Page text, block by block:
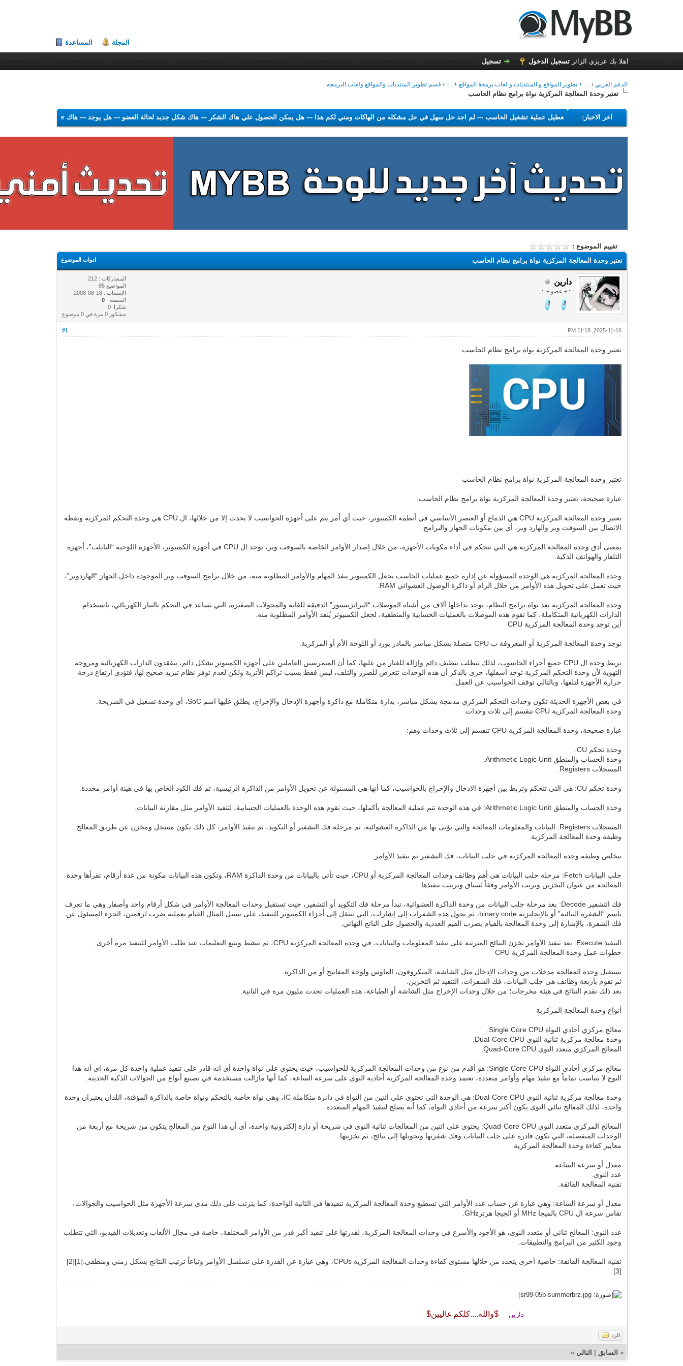
المجلة المساعدة
اهلا بك عزيزي الزائر تسجيل الدخول تسجيل
الدعم العربي ›:: . + تطوير المواقع و المنتديات و لغات برمجة المواقع + . :: › قسم تطوير المنتديات والمواقع ولغات البرمجه
تعتبر وحدة المعالجة المركزية نواة برامج نظام الحاسب
اخر الاخبار:
البرامج التي تهدف إلى تعطيل عملية تشغيل الحاسب ---لم اجد حل سهل في حل مشكله من الهاكات ومني لكم هذا---هل يمكن الحصول علي هاك الشكر---هاك شكل جديد لحالة العضو---هل يوجد---
تقييم الموضوع :
ادوات الموضوع تعتبر وحدة المعالجة المركزية نواة برامج نظام الحاسب
دارين
:: + عضو + ::
المشاركات : 212
المواضيع 85
الإنتساب : 18-08-2008
السمعة :0
شكرا: 0
مشكور 0 مرة في 0 موضوع
#1 2025-11-16, 11:18 PM
تعتبر وحدة المعالجة المركزية نواة برامج نظام الحاسب
تعتبر وحدة المعالجة المركزية نواة برامج نظام الحاسب
عبارة صحيحة، تعتبر وحدة المعالجة المركزية نواة برامج نظام الحاسب.
تعتبر وحدة المعالجة المركزية CPU هي الدماغ أو العنصر الأساسي في أنظمة الكمبيوتر، حيث أي أمر يتم على أجهزة الحواسيب لا يحدث إلا من خلالها، ال CPU هي وحدة التحكم المركزية ونقطة
الاتصال بين السوفت وير والهارد وير، أي بين مكونات الجهاز والبرامج.
بمعنى أدق وحدة المعالجة المركزية هي التي تتحكم في أداء مكونات الأجهزة، من خلال إصدار الأوامر الخاصة بالسوفت وير، يوجد ال CPU في أجهزة الكمبيوتر، الأجهزة اللوحية “التابلت”، أجهزة
التلفاز والهواتف الذكية.
وحدة المعالجة المركزية هي الوحدة المسؤولة عن إدارة جميع عمليات الحاسب بجعل الكمبيوتر ينفذ المهام والأوامر المطلوبة منه، من خلال برامج السوفت وير الموجودة داخل الجهاز “الهاردوير”،
حيث تعمل على تحويل هذه الأوامر من خلال الرام أو ذاكرة الوصول العشوائي RAM.
وحدة المعالجة المركزية يعد نواة برامج النظام، يوجد بداخلها آلاف من أشباه الموصلات “الترانزيستور” الدقيقة للغاية والمحولات الصغيرة، التي تساعد في التحكم بالتيار الكهربائي، باستخدام
الدارات الكهربائية المتكاملة، كما تقوم هذه الموصلات بالعمليات الحسابية والمنطقية، لجعل الكمبيوتر يُنفذ الأوامر المطلوبة منه.
أين توجد وحدة المعالجة المركزية CPU
توجد وحدة المعالجة المركزية أو المعروفة ب CPU متصلة بشكل مباشر بالماذر بورد أو اللوحة الأم أو المركزية.
تربط وحدة ال CPU جميع أجزاء الحاسوب، لذلك تتطلب تنظيف دائم وإزالة للغبار من عليها، كما أن المتمرسين العاملين على أجهزة الكمبيوتر بشكل دائم، يتفقدون الدارات الكهربائية ومروحة
التهوية لأن وحدة التحكم المركزية توجد أسفلها، حرى بالذكر أن هذه الوحدات تتعرض للضرر والتلف، ليس فقط بسبب تراكم الأتربة ولكن لعدم توفر نظام تبريد صحيح لها، فتؤدي ارتفاع درجة
حرارة الأجهزة لتلفها، وبالتالي توقف الحواسيب عن العمل.
في بعض الأجهزة الحديثة تكون وحدات التحكم المركزي مدمجة بشكل مباشر، بدارة متكاملة مع ذاكرة وأجهزة الإدخال والإخراج، يطلق عليها اسم SoC، أي وحدة تشغيل في الشريحة.
وحدة المعالجة المركزية CPU تنقسم إلى ثلاث وحدات
عبارة صحيحة، وحدة المعالجة المركزية CPU تنقسم إلى ثلاث وحدات وهم:
وحدة تحكم CU.
وحدة الحساب والمنطق Arithmetic Logic Unit.
المسجلات Registers.
وحدة تحكم CU: هي التي تتحكم وتربط بين أجهزة الادخال والإخراج بالحواسيب، كما أنها هي المسئولة عن تحويل الأوامر من الذاكرة الرئيسية، ثم فك الكود الخاص بها في هيئة أوامر محددة.
وحدة الحساب والمنطق Arithmetic Logic Unit: في هذه الوحدة تتم عملية المعالجة بأكملها، حيث تقوم هذه الوحدة بالعمليات الحسابية، لتنفيذ الأوامر مثل مقارنة البيانات.
المسجلات Registers: البيانات والمعلومات المعالجة والتي يؤتى بها من الذاكرة العشوائية، ثم مرحلة فك التشفير أو التكويد، ثم تنفيذ الأوامر، كل ذلك يكون مسجل ومخزن عن طريق المعالج.
وظيفة وحدة المعالجة المركزية
تتخلص وظيفة وحدة المعالجة المركزية في جلب البيانات، فك التشفير ثم تنفيذ الأوامر.
جلب البيانات Fetch: مرحلة حلب البيانات هي أهم وظائف وحدات المعالجة المركزية أو CPU، حيث تأتي بالبيانات من وحدة الذاكرة RAM، وتكون هذه البيانات مكونة من عدة أرقام، تقرأها وحدة
المعالجة من عنوان التخزين وترتب الأوامر وفقاً لسياق وترتيب تنفيذها.
فك التشفير Decode: بعد مرحلة جلب البيانات من وحدة الذاكرة العشوائية، تبدأ مرحلة فك التكويد أو التشفير، حيث تستقبل وحدات المعالجة الأوامر في شكل أرقام واحد وأصفار وهي ما تعرف
باسم “الشفرة الثنائية” أو بالإنجليزية binary code، ثم تحول هذه الشفرات إلى إشارات، التي تنتقل إلى أجزاء الكمبيوتر للتنفيذ، على سبيل المثال القيام بعملية ضرب لرقمين، الجزء المسئول عن
فك الشفرة، بالإشارة إلى وحدة المعالجة بالقيام بضرب القيم العددية والحصول على الناتج النهائي.
التنفيذ Execute: بعد تنفيذ الأوامر تخزن النتائج المترتبة على تنفيذ المعلومات والبيانات، في وحدة المعالجة المركزية CPU، ثم تنشط وتتبع التعليمات عند طلب الأوامر للتنفيذ مرة أخرى.
خطوات عمل وحدة المعالجة المركزية CPU
تستقبل وحدة المعالجة مدخلات من وحدات الإدخال مثل الشاشة، الميكروفون، الماوس ولوحة المفاتيح أو من الذاكرة.
ثم تقوم بأربعة وظائف هي جلب البيانات، فك الشفرات، التنفيذ ثم التخزين.
بعد ذلك تقدم النتائج في هيئة مخرجات؛ من خلال وحدات الإخراج مثل الشاشة أو الطباعة، هذه العمليات تحدث مليون مرة في الثانية.
أنواع وحدة المعالجة المركزية
معالج مركزي أحادي النواة Single Core CPU.
وحدة معالجة مركزية ثنائية النوى Dual-Core CPU.
المعالج المركزي متعدد النوى Quad-Core CPU.
معالج مركزي أحادي النواة Single Core CPU: هو أقدم من نوع من وحدات المعالجة المركزية للحواسيب، حيث يحتوي على نواة واحدة أي انه قادر على تنفيذ عملية واحدة كل مرة، اي أنه هذا
النوع لا يتناسب تماماً مع تنفيذ مهام وأوامر متعددة، تعتمد وحدة المعالجة المركزية أحادية النوى على سرعة الساعة، كما أنها مازالت مستخدمة في تصنيع أنواع من الجوالات الذكية الحديثة.
وحدة معالجة مركزية ثنائية النوى Dual-Core CPU: هي الوحدة التي تحتوي على اثنين من النواة في دائرة متكاملة IC، وهي نواة خاصة بالتحكم ونواة خاصة بالذاكرة المؤقتة، اللذان يعتبران وحدة
واحدة، لذلك المعالج ثنائي النوى يكون أكثر سرعة من أحادي النواة، كما أنه يصلح لتنفيذ المهام المتعددة.
المعالج المركزي متعدد النوى Quad-Core CPU: يحتوي على اثنين من المعالجات ثنائية النوى في شريحة أو دارة إلكترونية واحدة، أي أن هذا النوع من المعالج يتكون من شريحة مع أربعة من
الوحدات المنفصلة، التي تكون قادرة على جلب البيانات وفك شفرتها وتحويلها إلى نتائج، ثم تخزينها.
معايير كفاءة وحدة المعالجة المركزية
معدل أو سرعة الساعة.
عدد النوى.
تقنية المعالجة الفائقة.
معدل أو سرعة الساعة: وهي عبارة عن حساب عدد الأوامر التي تسطيع وحدة المعالجة المركزية تنفيذها في الثانية الواحدة، كما يترتب على ذلك مدى سرعة الأجهزة مثل الحواسيب والجوالات،
تقاس سرعة ال CPU بالميجا MHz أو الجيجا هرتزGHz.
عدد النوى: المعالج ثنائي أو متعدد النوى، هو الأجود والأسرع في وحدات المعالجة المركزية، لقدرتها على تنفيذ أكبر قدر من الأوامر المختلفة، خاصة في مجال الألعاب وتعديلات الفيديو، التي تتطلب
وجود الكثير من البرامج والتطبيقات.
تقنية المعالجة الفائقة: خاصية أخرى يتحدد من خلالها مستوى كفاءة وحدات المعالجة المركزية CPUs، وهي عبارة عن القدرة على تسلسل الأوامر وتباعاً ترتيب النتائج بشكل زمني ومنطقي.[1][2]
[3]
دارين $والله....كلكم غاليين$
الرد
« السابق التالي »